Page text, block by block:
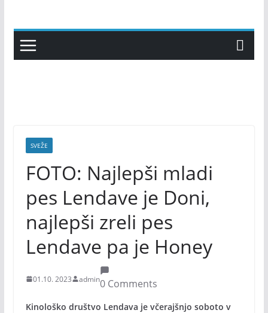
content
SVEŽE
FOTO: Najlepši mladi
pes Lendave je Doni,
najlepši zreli pes
Lendave pa je Honey
01.10. 2023 admin0 Comments
Kinološko društvo Lendava je včerajšnjo soboto v